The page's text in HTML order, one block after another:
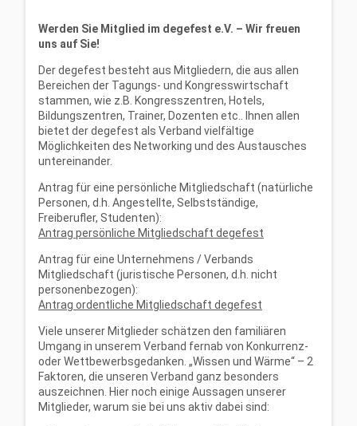
Werden Sie Mitglied im degefest e.V. – Wir freuen
uns auf Sie!
Der degefest besteht aus Mitgliedern, die aus allen
Bereichen der Tagungs- und Kongresswirtschaft
stammen, wie z.B. Kongresszentren, Hotels,
Bildungszentren, Trainer, Dozenten etc.. Ihnen allen
bietet der degefest als Verband vielfältige
Möglichkeiten des Networking und des Austausches
untereinander.
Antrag für eine persönliche Mitgliedschaft (natürliche
Personen, d.h. Angestellte, Selbstständige,
Freiberufler, Studenten):
Antrag persönliche Mitgliedschaft degefest
Antrag für eine Unternehmens / Verbands
Mitgliedschaft (juristische Personen, d.h. nicht
personenbezogen):
Antrag ordentliche Mitgliedschaft degefest
Viele unserer Mitglieder schätzen den familiären
Umgang in unserem Verband fernab von Konkurrenz-
oder Wettbewerbsgedanken. „Wissen und Wärme“ – 2
Faktoren, die unseren Verband ganz besonders
auszeichnen. Hier noch einige Aussagen unserer
Mitglieder, warum sie bei uns aktiv dabei sind: